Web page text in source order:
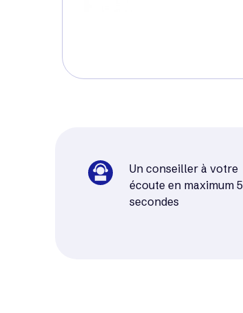
Un conseiller à votre
écoute en maximum 5
secondes